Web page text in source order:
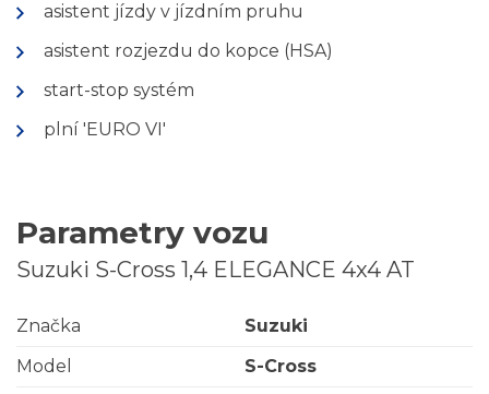
asistent jízdy v jízdním pruhu
asistent rozjezdu do kopce (HSA)
start-stop systém
plní 'EURO VI'
Parametry vozu
Suzuki S-Cross 1,4 ELEGANCE 4x4 AT
Značka
Suzuki
Model
S-Cross